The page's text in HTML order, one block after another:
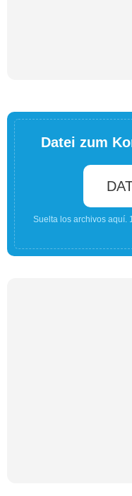
Datei zum
Suelta los archivos aquí.